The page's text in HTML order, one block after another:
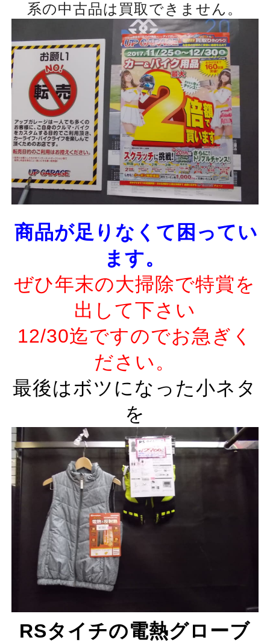
系の中古品は買取できません。
商品が足りなくて困ってい
ます。
ぜひ年末の大掃除で特賞を
出して下さい
12/30迄ですのでお急ぎく
ださい。
最後はボツになった小ネタ
を
RSタイチの電熱グローブ